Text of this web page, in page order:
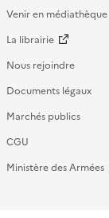
Venir en médiathèque
La librairie
Nous rejoindre
Documents légaux
Marchés publics
CGU
Ministère des Armées